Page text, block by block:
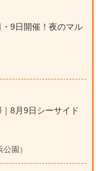
9日開催！夜のマル
8月9日シーサイド
園）